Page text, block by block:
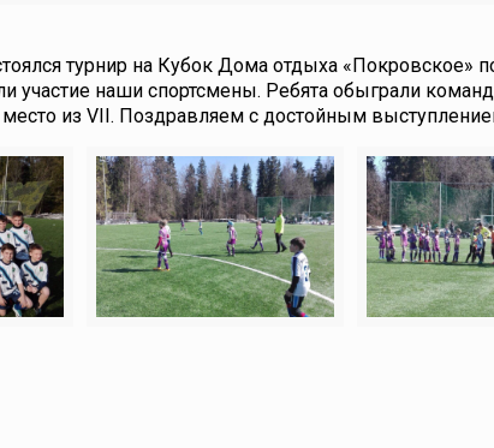
турнир на Кубок Дома отдыха «Покровское»
участие наши спортсмены. Ребята обыграли
из VII. Поздравляем с достойным